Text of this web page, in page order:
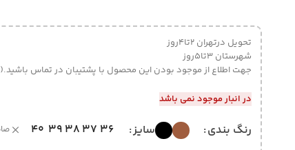
تحویل درتهران 2تا4روز
شهرستان 3تا5روز
جهت اطلاع از موجود بودن این محصول با پشتیبان در تماس
در انبار موجود نمی باشد
رنگ بندی سایز 36
37
38
39
40